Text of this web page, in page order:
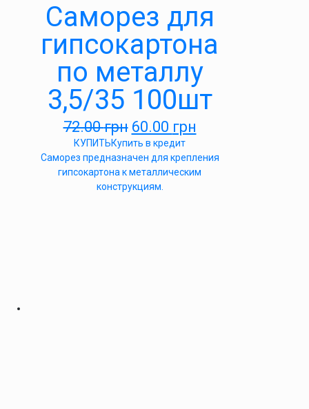
Саморез для
гипсокартона
по металлу
3,5/35 100шт
72.00грн 60.00 грн
КУПИТЬКупить в кредит
Саморез предназначен для крепления
гипсокартона к металлическим
конструкциям.